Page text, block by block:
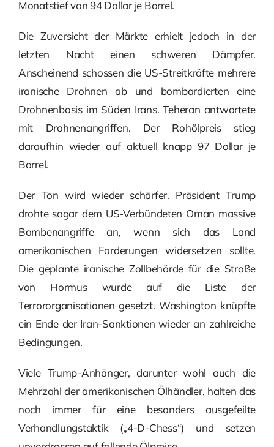
Monatstief von 94 Dollar je Barrel.
Die Zuversicht der Märkte erhielt jedoch in der
letzten Nacht einen schweren Dämpfer.
Anscheinend schossen die US-Streitkräfte mehrere
iranische Drohnen ab und bombardierten eine
Drohnenbasis im Süden Irans. Teheran antwortete
mit Drohnenangriffen. Der Rohölpreis stieg
daraufhin wieder auf aktuell knapp 97 Dollar je
Barrel.
Der Ton wird wieder schärfer. Präsident Trump
drohte sogar dem US-Verbündeten Oman massive
Bombenangriffe an, wenn sich das Land
amerikanischen Forderungen widersetzen sollte.
Die geplante iranische Zollbehörde für die Straße
von Hormus wurde auf die Liste der
Terrororganisationen gesetzt. Washington knüpfte
ein Ende der Iran-Sanktionen wieder an zahlreiche
Bedingungen.
Viele Trump-Anhänger, darunter wohl auch die
Mehrzahl der amerikanischen Ölhändler, halten das
noch immer für eine besonders ausgefeilte
Verhandlungstaktik („4-D-Chess“) und setzen